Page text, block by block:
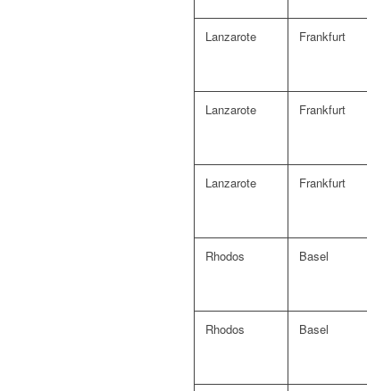
Lanzarote Frankfurt
Lanzarote Frankfurt
Lanzarote Frankfurt
Rhodos Basel
Rhodos Basel